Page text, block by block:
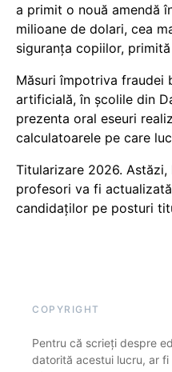
a primit o nouă amendă
milioane de dolari, cea
siguranța copiilor,
Măsuri împotriva fraudei
artificială, în școlile din
prezenta oral eseuri
calculatoarele pe care
Titularizare 2026.
profesori va fi
candidaților pe posturi
COPYRIGHT
Pentru că scrieți despre
datorită acestui lucru, ar